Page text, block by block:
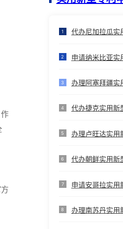
1 代办尼加拉瓜实
2 申请纳米比亚实
3 办理阿塞拜疆实
4 代办捷克实用新
5 办理卢旺达实用
6 代办朝鲜实用新
7 申请安哥拉实用
8 办理南苏丹实用